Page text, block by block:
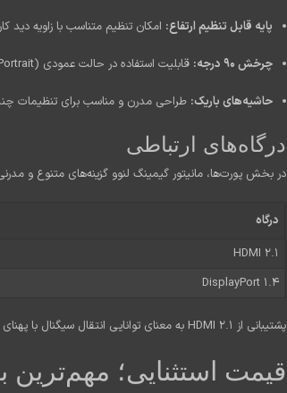
پایه قابل تنظیم ارتفاع: امکان تنظیم متناسب با زاویه دید
چرخش ۹۰ درجه: قابلیت استفاده در حالت عمودی (Portrait) برای برنامه‌نویسان و تولیدکنندگان محتوا
حاشیه‌های باریک: طراحی مدرن و مناسب برای تنظیمات
درگاه‌های ارتباطی
در بخش پورت‌ها، مانیتور گیمینگ لنوو گزینه‌های متنوع و
درگاه
HDMI 2.1
DisplayPort 1.4
پشتیبانی از HDMI 2.1 به معنای توانایی انتقال سیگنال با پهنای باند بالا و نرخ نوسازی حداکثری است.
قیمت استثنایی؛ مهم‌ترین